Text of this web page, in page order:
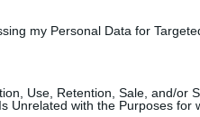
my Personal Data for
Use, Retention, Sale, and/or
Unrelated with the Purposes for